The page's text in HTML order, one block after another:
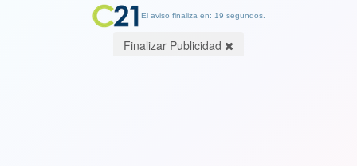
El aviso finaliza en: 19 segundos.
Finalizar Publicidad